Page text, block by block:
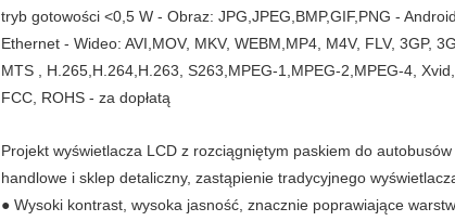
tryb gotowości <0,5 W - Obraz: JPG,JPEG,BMP,GIF,PNG -
Ethernet - Wideo: AVI,MOV, MKV, WEBM,MP4, M4V, FLV, 3GP,
MTS , H.265,H.264,H.263, S263,MPEG-1,MPEG-2,MPEG-4,
FCC, ROHS - za dopłatą
Projekt wyświetlacza LCD z rozciągniętym paskiem do
handlowe i sklep detaliczny, zastąpienie tradycyjnego
● Wysoki kontrast, wysoka jasność, znacznie poprawiające